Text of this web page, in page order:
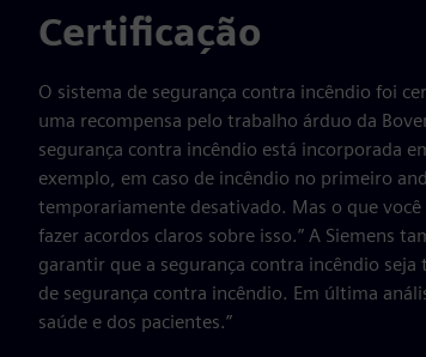
Certificação
O sistema de segurança contra incêndio foi
uma recompensa pelo trabalho árduo da
segurança contra incêndio está incorporada
exemplo, em caso de incêndio no primeiro
temporariamente desativado. Mas o que
fazer acordos claros sobre isso.” A Siemens
garantir que a segurança contra incêndio
de segurança contra incêndio. Em última
saúde e dos pacientes.”